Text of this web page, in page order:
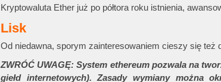
Kryptowaluta Ether już po półtora roku istnienia,
Lisk
Od niedawna, sporym zainteresowaniem cieszy się
ZWRÓĆ UWAGĘ: System ethereum pozwala na
giełd internetowych). Zasady wymiany można